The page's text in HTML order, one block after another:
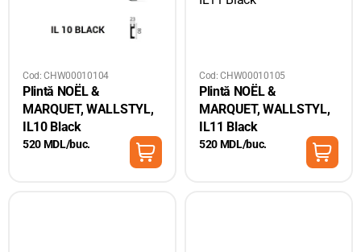
Cod: CHW00010104
Plintă NOËL &
MARQUET, WALLSTYL,
IL10 Black
520 MDL/buc.
Cod: CHW00010105
Plintă NOËL &
MARQUET, WALLSTYL,
IL11 Black
520 MDL/buc.